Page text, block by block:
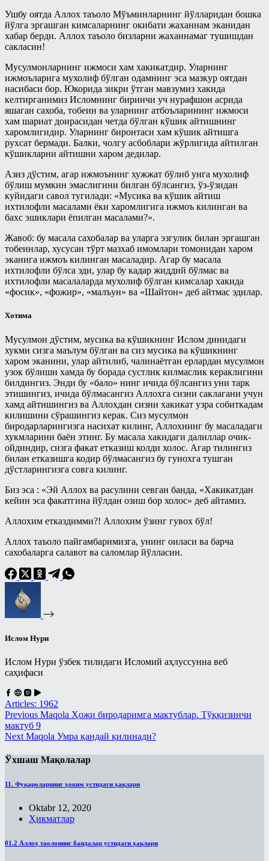
Ушбу оятда Аллох таъоло Мўъминларнинг йўлларидан бошка
йўлга эргашган кимсаларнинг окибати жаханнам эканидан
хабар берди. Аллох таъоло бизларни жаханнамаг тушишдан
сакласин!
Мусулмонларнинг ижмоси хам хакикатдир. Уларнинг
ижмоъларига мухолиф бўлган одамнинг эса мазкур оятдан
насибаси бор. Юкорида зикри ўтган мавзумиз хакида
келтирганимиз Исломнинг биринчи уч нурафшон асрида
яшаган сахоба, тобеин ва уларнинг атбоъларининг ижмоси
хам шариат доирасидан четда бўлган кўшик айтишнинг
харомлигидир. Уларнинг биронтаси хам кўшик айтишга
рухсат бермади. Балки, чолгу асбоблари жўрлигида айтилган
кўшикларни айтишни харом дедилар.
Азиз дўстим, агар ижмоънинг хужжат бўлиб унга мухолиф
бўлиш мумкин эмаслигини билган бўлсангиз, ўз-ўзидан
куйидаги савол тугилади: «Мусика ва кўшик айтиш
ихтилофли масалами ёки харомлигига ижмоъ килинган ва
бахс эшиклари ёпилган масалами?».
Жавоб: бу масала сахобалар ва уларга эзгулик билан эргашган
тобеинлар, хусусан тўрт мазхаб имомлари томонидан харом
эканига ижмоъ килинган масаладир. Агар бу масала
ихтилофли бўлса эди, улар бу кадар жиддий бўлмас ва
ихтилофли масалаларда мухолиф бўлган кимсалар хакида
«фосик», «фожир», «малъун» ва «Шайтон» деб айтмас эдилар.
Хотима
Мусулмон дўстим, мусика ва кўшикнинг Ислом динидаги
хукми сизга маълум бўлган ва сиз мусика ва кўшикнинг
харом эканини, улар айтилиб, чалинаётган ерлардан мусулмон
узок бўлиши хамда бу борада сустлик килмаслик кераклигини
билдингиз. Энди бу «бало» нинг ичида бўлсангиз уни тарк
этишингиз, ичида бўлмасангиз Аллохга сизни саклагани учун
хамд айтишингиз ва Аллохдан сизни хакикат узра собиткадам
килишини сўрашингиз керак. Сиз мусулмон
биродарларингизга насихат килинг, Аллохнинг бу масаладаги
хукмларини баён этинг. Бу масала хакидаги далиллар очик-
ойдиндир, сизга факат етказиш колди холос. Агар тилингиз
билан етказишга кодир бўлмасангиз бу гунохга тушган
дўстларингизга совга килинг.
Биз эса : «Эй Аллох ва расулини севган банда, «Хакикатдан
кейин эса факатгина йўлдан озиш бор холос» деб айтамиз.
Аллохим етказдимми?! Аллохим ўзинг гувох бўл!
Аллох таъоло пайгамбаримизга, унинг оиласи ва барча
сахобаларга салавот ва саломлар йўлласин.
Ислом Нури
Ислом Нури ўзбек тилидаги Исломий аҳлуссунна веб
саҳифаси
Articles: 1962
Previous Maqola Ҳожи биродаримга мактублар. Тўққизинчи
мактуб 9
Next Maqola Умра қандай қилинади?
Ўхшаш Мақолалар
11. Фуқароларнинг ҳоким устидаги ҳақлари
Oktabr 12, 2020
Ҳикматлар
01.2 Аллоҳ таолонинг бандалар устидаги ҳақлари